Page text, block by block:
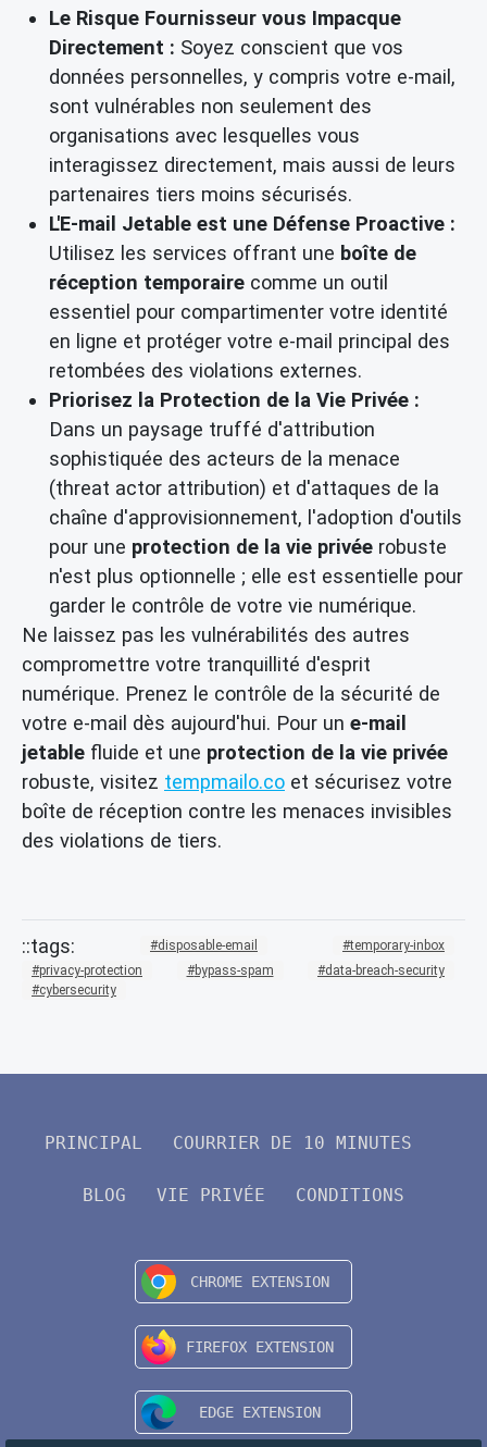
Le Risque Fournisseur vous Impacque
Directement : Soyez conscient que vos
données personnelles, y compris votre e-mail,
sont vulnérables non seulement des
organisations avec lesquelles vous
interagissez directement, mais aussi de leurs
partenaires tiers moins sécurisés.
L'E-mail Jetable est une Défense Proactive :
Utilisez les services offrant une boîte de
réception temporaire comme un outil
essentiel pour compartimenter votre identité
en ligne et protéger votre e-mail principal des
retombées des violations externes.
Priorisez la Protection de la Vie Privée :
Dans un paysage truffé d'attribution
sophistiquée des acteurs de la menace
(threat actor attribution) et d'attaques de la
chaîne d'approvisionnement, l'adoption d'outils
pour une protection de la vie privée robuste
n'est plus optionnelle ; elle est essentielle pour
garder le contrôle de votre vie numérique.
Ne laissez pas les vulnérabilités des autres
compromettre votre tranquillité d'esprit
numérique. Prenez le contrôle de la sécurité de
votre e-mail dès aujourd'hui. Pour un e-mail
jetable fluide et une protection de la vie privée
robuste, visitez tempmailo.co et sécurisez votre
boîte de réception contre les menaces invisibles
des violations de tiers.
disposable-email
temporary-inbox
privacy-protection
bypass-spam
data-breach-security
cybersecurity
PRINCIPAL COURRIER DE 10 MINUTES
BLOG VIE PRIVÉE CONDITIONS